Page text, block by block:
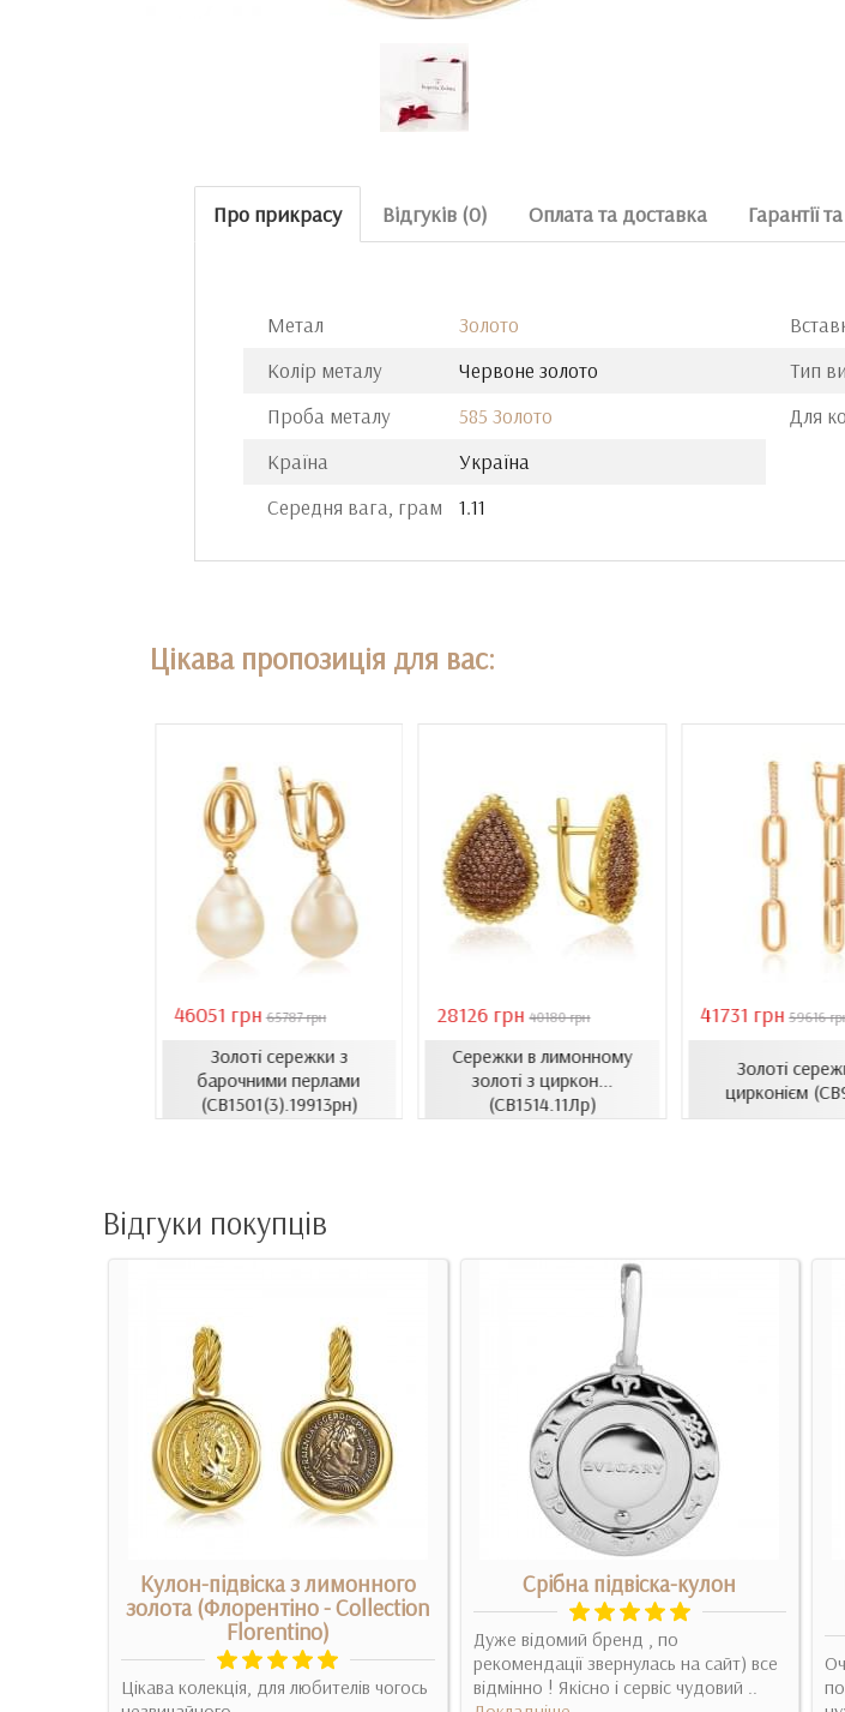
Про прикрасу Відгуків (0) Оплата та доставка Гарантії
Метал
Золото
Колір металу
Червоне золото
Проба металу
585 Золото
Країна
Україна
Середня вага, грам
1.11
Тип
Для
Цікава пропозиція для вас:
46051 грн 65787 грн
Золоті сережки з
барочними перлами
(СВ1501(3).19913рн)
28126 грн 40180 грн
Сережки в лимонному
золоті з циркон...
(СВ1514.11Лр)
41731 грн 59616
Золоті
цирконієм
Відгуки покупців
Кулон-підвіска з лимонного
золота (Флорентіно - Collection
Florentino)
Цікава колекція, для любителів чогось
Срібна підвіска-кулон
Дуже відомий бренд , по
рекомендації звернулась на сайт) все
відмінно ! Якісно і сервіс чудовий ..